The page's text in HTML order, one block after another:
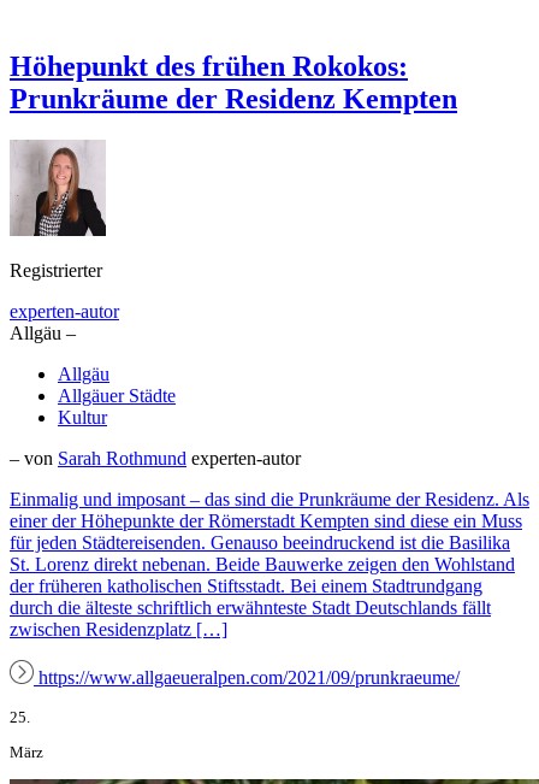
Höhepunkt des frühen Rokokos:
Prunkräume der Residenz Kempten
Registrierter
experten-autor
Allgäu –
Allgäu
Allgäuer Städte
Kultur
– von Sarah Rothmund experten-autor
Einmalig und imposant – das sind die Prunkräume der Residenz. Als
einer der Höhepunkte der Römerstadt Kempten sind diese ein Muss
für jeden Städtereisenden. Genauso beeindruckend ist die Basilika
St. Lorenz direkt nebenan. Beide Bauwerke zeigen den Wohlstand
der früheren katholischen Stiftsstadt. Bei einem Stadtrundgang
durch die älteste schriftlich erwähnteste Stadt Deutschlands fällt
zwischen Residenzplatz […]
https://www.allgaeueralpen.com/2021/09/prunkraeume/
25.
März